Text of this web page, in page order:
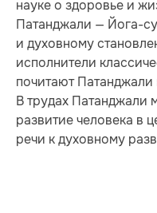
науке о здоровье и
Патанджали — Йога-
и духовному
исполнители
почитают Патанджали
В трудах Патанджали
развитие человека в
речи к духовному